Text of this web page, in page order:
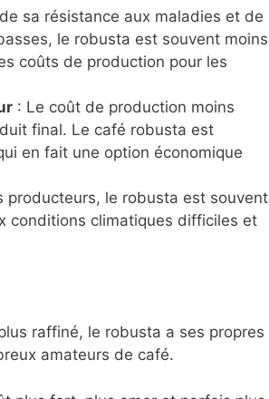
sa résistance aux maladies et de
le robusta est souvent moins
coûts de production pour les
: Le coût de production moins
final. Le café robusta est
en fait une option économique
producteurs, le robusta est souvent
conditions climatiques difficiles et
raffiné, le robusta a ses propres
amateurs de café.